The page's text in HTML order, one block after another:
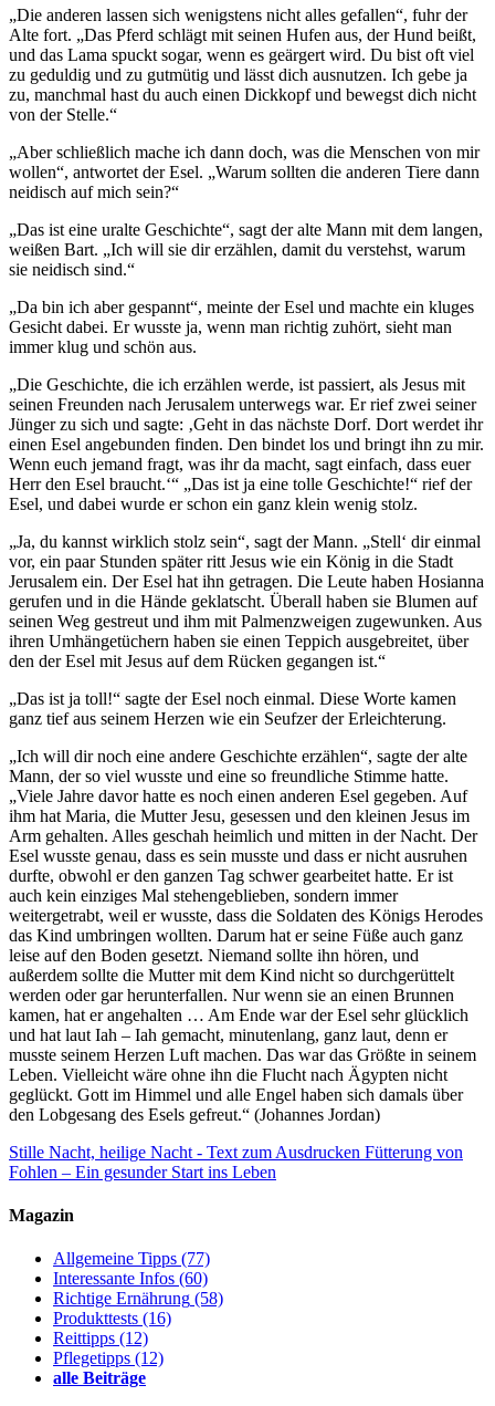
„Die anderen lassen sich wenigstens nicht alles gefallen“, fuhr der
Alte fort. „Das Pferd schlägt mit seinen Hufen aus, der Hund beißt,
und das Lama spuckt sogar, wenn es geärgert wird. Du bist oft viel
zu geduldig und zu gutmütig und lässt dich ausnutzen. Ich gebe ja
zu, manchmal hast du auch einen Dickkopf und bewegst dich nicht
von der Stelle.“
„Aber schließlich mache ich dann doch, was die Menschen von mir
wollen“, antwortet der Esel. „Warum sollten die anderen Tiere dann
neidisch auf mich sein?“
„Das ist eine uralte Geschichte“, sagt der alte Mann mit dem langen,
weißen Bart. „Ich will sie dir erzählen, damit du verstehst, warum
sie neidisch sind.“
„Da bin ich aber gespannt“, meinte der Esel und machte ein kluges
Gesicht dabei. Er wusste ja, wenn man richtig zuhört, sieht man
immer klug und schön aus.
„Die Geschichte, die ich erzählen werde, ist passiert, als Jesus mit
seinen Freunden nach Jerusalem unterwegs war. Er rief zwei seiner
Jünger zu sich und sagte: ‚Geht in das nächste Dorf. Dort werdet ihr
einen Esel angebunden finden. Den bindet los und bringt ihn zu mir.
Wenn euch jemand fragt, was ihr da macht, sagt einfach, dass euer
Herr den Esel braucht.‘“ „Das ist ja eine tolle Geschichte!“ rief der
Esel, und dabei wurde er schon ein ganz klein wenig stolz.
„Ja, du kannst wirklich stolz sein“, sagt der Mann. „Stell‘ dir einmal
vor, ein paar Stunden später ritt Jesus wie ein König in die Stadt
Jerusalem ein. Der Esel hat ihn getragen. Die Leute haben Hosianna
gerufen und in die Hände geklatscht. Überall haben sie Blumen auf
seinen Weg gestreut und ihm mit Palmenzweigen zugewunken. Aus
ihren Umhängetüchern haben sie einen Teppich ausgebreitet, über
den der Esel mit Jesus auf dem Rücken gegangen ist.“
„Das ist ja toll!“ sagte der Esel noch einmal. Diese Worte kamen
ganz tief aus seinem Herzen wie ein Seufzer der Erleichterung.
„Ich will dir noch eine andere Geschichte erzählen“, sagte der alte
Mann, der so viel wusste und eine so freundliche Stimme hatte.
„Viele Jahre davor hatte es noch einen anderen Esel gegeben. Auf
ihm hat Maria, die Mutter Jesu, gesessen und den kleinen Jesus im
Arm gehalten. Alles geschah heimlich und mitten in der Nacht. Der
Esel wusste genau, dass es sein musste und dass er nicht ausruhen
durfte, obwohl er den ganzen Tag schwer gearbeitet hatte. Er ist
auch kein einziges Mal stehengeblieben, sondern immer
weitergetrabt, weil er wusste, dass die Soldaten des Königs Herodes
das Kind umbringen wollten. Darum hat er seine Füße auch ganz
leise auf den Boden gesetzt. Niemand sollte ihn hören, und
außerdem sollte die Mutter mit dem Kind nicht so durchgerüttelt
werden oder gar herunterfallen. Nur wenn sie an einen Brunnen
kamen, hat er angehalten … Am Ende war der Esel sehr glücklich
und hat laut Iah – Iah gemacht, minutenlang, ganz laut, denn er
musste seinem Herzen Luft machen. Das war das Größte in seinem
Leben. Vielleicht wäre ohne ihn die Flucht nach Ägypten nicht
geglückt. Gott im Himmel und alle Engel haben sich damals über
den Lobgesang des Esels gefreut.“ (Johannes Jordan)
Stille Nacht, heilige Nacht - Text zum Ausdrucken Fütterung von
Fohlen – Ein gesunder Start ins Leben
Magazin
Allgemeine Tipps (77)
Interessante Infos (60)
Richtige Ernährung (58)
Produkttests (16)
Reittipps (12)
Pflegetipps (12)
alle Beiträge